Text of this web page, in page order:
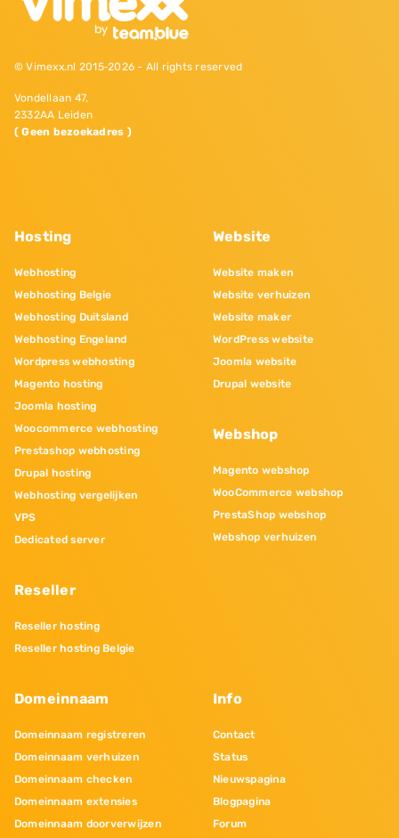
© Vimexx.nl 2015‐2026 - All rights reserved
Vondellaan 47,
2332AA Leiden
( Geen bezoekadres )
Hosting
Webhosting
Webhosting Belgie
Webhosting Duitsland
Webhosting Engeland
Wordpress webhosting
Magento hosting
Joomla hosting
Woocommerce webhosting
Prestashop webhosting
Drupal hosting
Webhosting vergelijken
VPS
Dedicated server
Reseller
Reseller hosting
Reseller hosting Belgie
Website
Website maken
Website verhuizen
Website maker
WordPress website
Joomla website
Drupal website
Webshop
Magento webshop
WooCommerce webshop
PrestaShop webshop
Webshop verhuizen
Domeinnaam
Domeinnaam registreren
Domeinnaam verhuizen
Domeinnaam checken
Domeinnaam extensies
Domeinnaam doorverwijzen
Info
Contact
Status
Nieuwspagina
Blogpagina
Forum